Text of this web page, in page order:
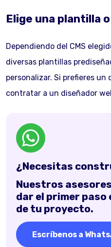
Elige una plantilla
Dependiendo del CMS
diversas plantillas
personalizar. Si prefieres un
contratar a un diseñador
¿Necesitas
Nuestros
dar el primer paso
de tu proyecto.
Escríbenos a